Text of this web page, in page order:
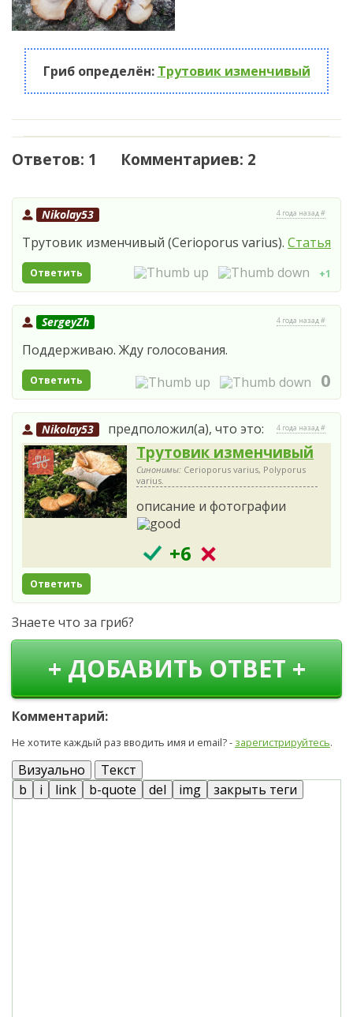
Гриб определён: Трутовик изменчивый
Ответов: 1 Комментариев: 2
Nikolay53 4 года назад #
Трутовик изменчивый (Cerioporus varius). Статья
Ответить +1
SergeyZh 4 года назад #
Поддерживаю. Жду голосования.
Ответить 0
Nikolay53 предположил(а), что это: 4 года назад #
Трутовик изменчивый
Синонимы: Cerioporus varius, Polyporus
varius.
описание и фотографии
+6
Ответить
Знаете что за гриб?
+ ДОБАВИТЬ ОТВЕТ +
Комментарий:
Не хотите каждый раз вводить имя и email? - зарегистрируйтесь.
Визуально Текст